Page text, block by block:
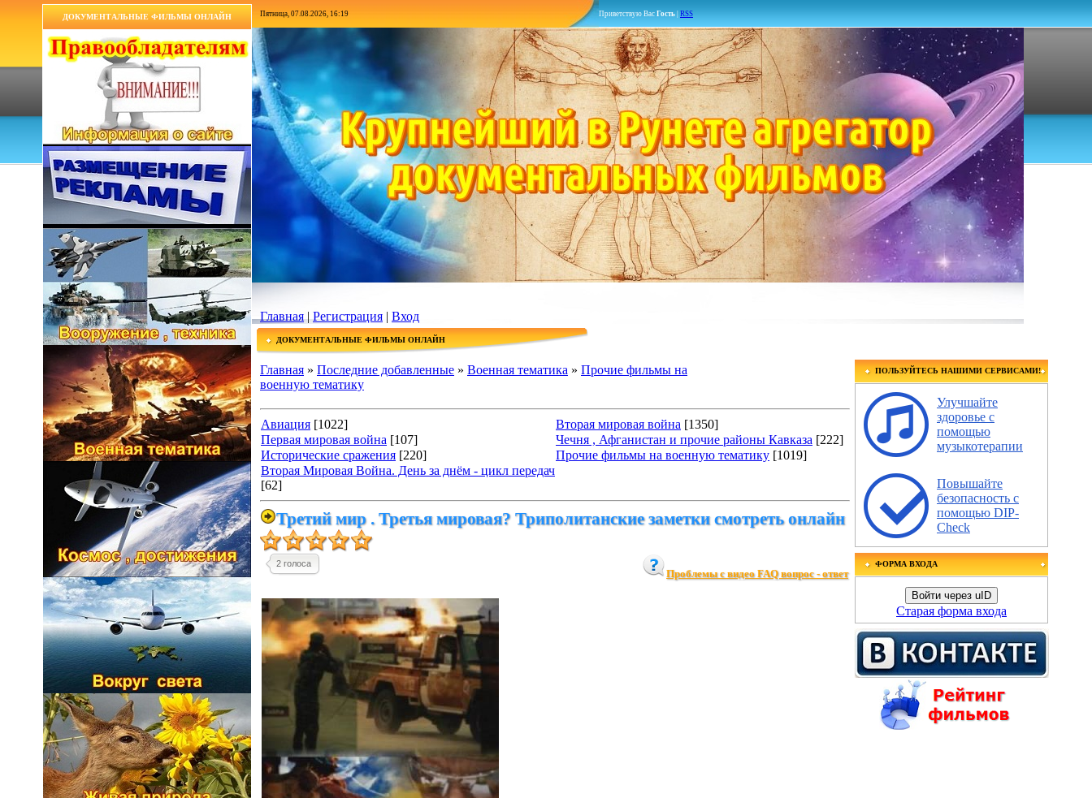
ДОКУМЕНТАЛЬНЫЕ ФИЛЬМЫ ОНЛАЙН Пятница, 07.08.2026, 16:19 Приветствую Вас Гость RSS
Главная|Регистрация | Вход
ДОКУМЕНТАЛЬНЫЕ ФИЛЬМЫ ОНЛАЙН
Главная » Последние добавленные » Военная тематика » Прочие фильмы на
военную тематику
Авиация [1022] Вторая мировая война [1350]
Первая мировая война [107] Чечня , Афганистан и прочие районы Кавказа [222]
Исторические сражения [220] Прочие фильмы на военную тематику [1019]
Вторая Мировая Война. День за днём - цикл передач
[62]
Третий мир . Третья мировая? Триполитанские заметки смотреть онлайн
2 голоса
Проблемы с видео FAQ вопрос - ответ
ПОЛЬЗУЙТЕСЬ НАШИМИ СЕРВИСАМИ!
Улучшайте
здоровье с
помощью
музыкотерапии
Повышайте
безопасность с
помощью DIP-
Check
ФОРМА ВХОДА
Войти через uID
Старая форма входа